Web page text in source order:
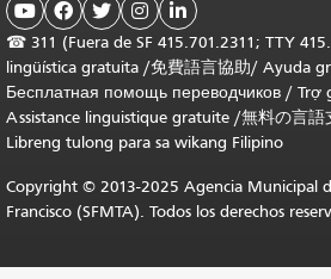
    
☎ 311 (Fuera de SF 415.701.2311; TTY
lingüística gratuita /免費語言協助/ Ayuda
Бесплатная помощь переводчиков / Trợ
Assistance linguistique gratuite /無料の言語
Libreng tulong para sa wikang Filipino
Copyright © 2013-2025 Agencia Municipal
Francisco (SFMTA). Todos los derechos